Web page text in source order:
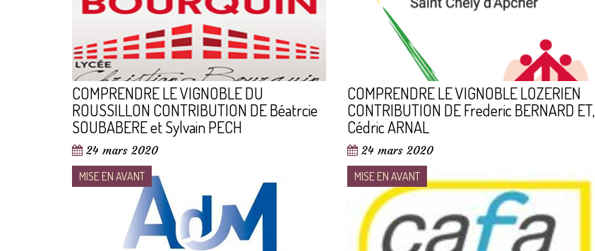
COMPRENDRE LE VIGNOBLE DU
ROUSSILLON CONTRIBUTION DE Béatrcie
SOUBABERE et Sylvain PECH
24 mars 2020
COMPRENDRE LE VIGNOBLE LOZERIEN
CONTRIBUTION DE Frederic BERNARD ET,
Cédric ARNAL
24 mars 2020
MISE EN AVANT
MISE EN AVANT